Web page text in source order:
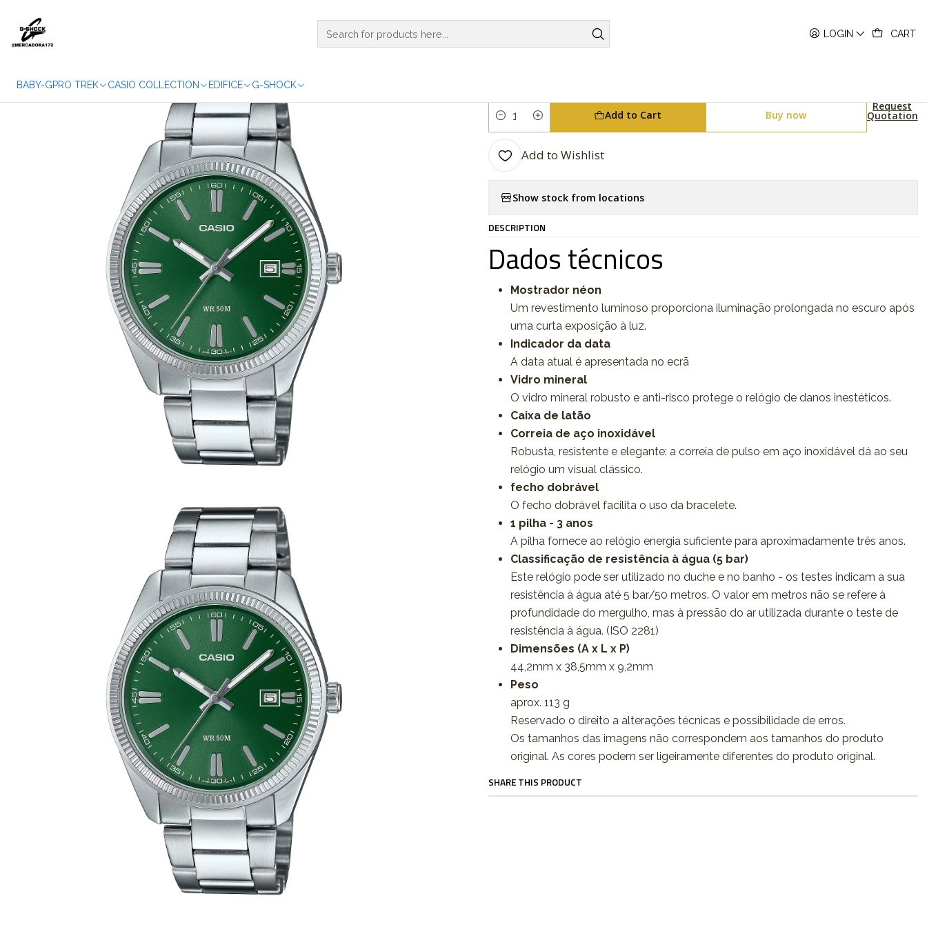
LOGIN CART
BABY-GPRO TREK CASIO COLLECTION EDIFICE G-SHOCK
Quantity
Add to Cart Buy now
Request
Quotation
Add to Wishlist
Show stock from locations
DESCRIPTION
Dados técnicos
Mostrador néon
Um revestimento luminoso proporciona iluminação prolongada no escuro após
uma curta exposição à luz.
Indicador da data
A data atual é apresentada no ecrã
Vidro mineral
O vidro mineral robusto e anti-risco protege o relógio de danos inestéticos.
Caixa de latão
Correia de aço inoxidável
Robusta, resistente e elegante: a correia de pulso em aço inoxidável dá ao seu
relógio um visual clássico.
fecho dobrável
O fecho dobrável facilita o uso da bracelete.
1 pilha - 3 anos
A pilha fornece ao relógio energia suficiente para aproximadamente três anos.
Classificação de resistência à água (5 bar)
Este relógio pode ser utilizado no duche e no banho - os testes indicam a sua
resistência à água até 5 bar/50 metros. O valor em metros não se refere à
profundidade do mergulho, mas à pressão do ar utilizada durante o teste de
resistência à água. (ISO 2281)
Dimensões (A x L x P)
44,2mm x 38,5mm x 9,2mm
Peso
aprox. 113 g
Reservado o direito a alterações técnicas e possibilidade de erros.
Os tamanhos das imagens não correspondem aos tamanhos do produto
original. As cores podem ser ligeiramente diferentes do produto original.
SHARE THIS PRODUCT